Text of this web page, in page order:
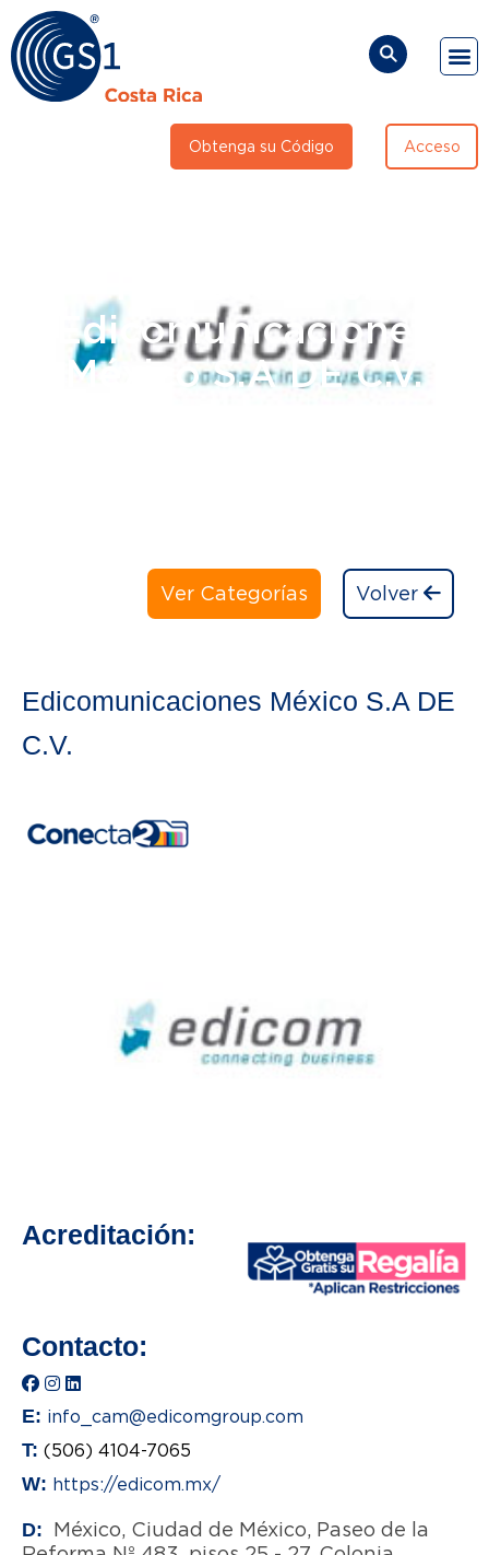
Obtenga su Código Acceso
Edicomunicaciones
México S.A DE C.V.
Ver Categorías Volver
Edicomunicaciones México S.A DE
C.V.
Acreditación:
Contacto:
E: info_cam@edicomgroup.com
T: (506) 4104-7065
W: https://edicom.mx/
D: México, Ciudad de México, Paseo de la